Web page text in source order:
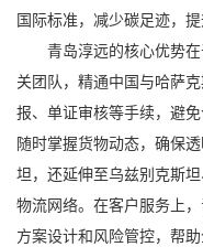
国际标准，减少碳足迹，提
青岛淳远的核心优势
关团队，精通中国与哈萨
报、单证审核等手续，避
随时掌握货物动态，确保
坦，还延伸至乌兹别克斯
物流网络。在客户服务上
方案设计和风险管控，帮